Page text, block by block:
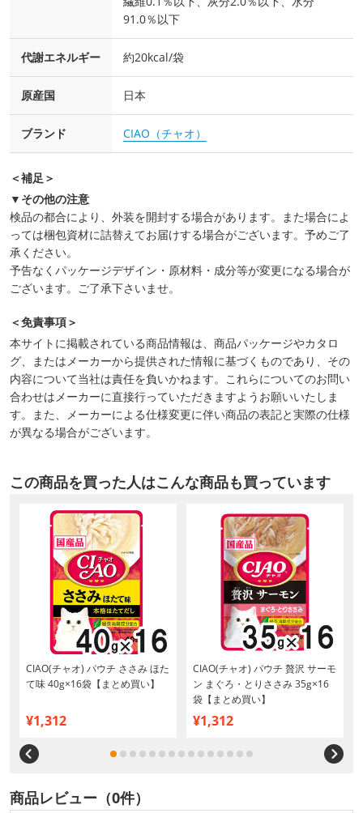
91.0％以下
代謝エネルギー 約20kcal/袋
原産国 日本
ブランド CIAO（チャオ）
＜補足＞
▼その他の注意
検品の都合により、外装を開封する場合があります。また場合によ
っては梱包資材に詰替えてお届けする場合がございます。予めご了
承ください。
予告なくパッケージデザイン・原材料・成分等が変更になる場合が
ございます。ご了承下さいませ。
＜免責事項＞
本サイトに掲載されている商品情報は、商品パッケージやカタロ
グ、またはメーカーから提供された情報に基づくものであり、その
内容について当社は責任を負いかねます。これらについてのお問い
合わせはメーカーに直接行っていただきますようお願いいたしま
す。また、メーカーによる仕様変更に伴い商品の表記と実際の仕様
が異なる場合がございます。
この商品を買った人はこんな商品も買っています
CIAO(チャオ) パウチ ささみ ほた
て味 40g×16袋【まとめ買い】
¥1,312
CIAO(チャオ) パウチ 贅沢 サーモ
ン まぐろ・とりささみ 35g×16
袋【まとめ買い】
¥1,312
商品レビュー（0件）